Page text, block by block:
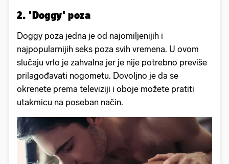
2. 'Doggy' poza
Doggy poza jedna je od najomiljenijih i
najpopularnijih seks poza svih vremena. U ovom
slučaju vrlo je zahvalna jer je nije potrebno previše
prilagođavati nogometu. Dovoljno je da se
okrenete prema televiziji i oboje možete pratiti
utakmicu na poseban način.